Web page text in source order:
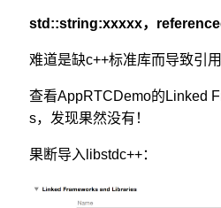
std::string:xxxxx，
难道是缺c++标准库而导致引用
查看AppRTCDemo的Linked
s，发现果然没有！
果断导入libstdc++：